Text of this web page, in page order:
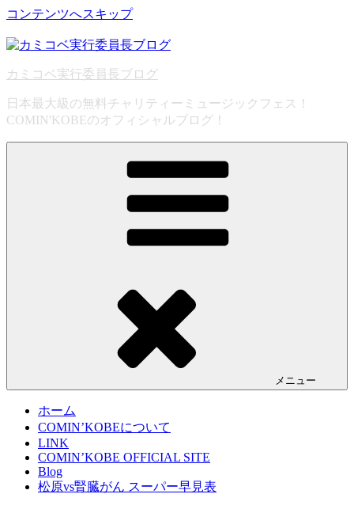
コンテンツへスキップ
カミコベ実行委員長ブログ
日本最大級の無料チャリティーミュージックフェス！
COMIN'KOBEのオフィシャルブログ！
メニュー
ホーム
COMIN’KOBEについて
LINK
COMIN’KOBE OFFICIAL SITE
Blog
松原vs腎臓がん スーパー早見表